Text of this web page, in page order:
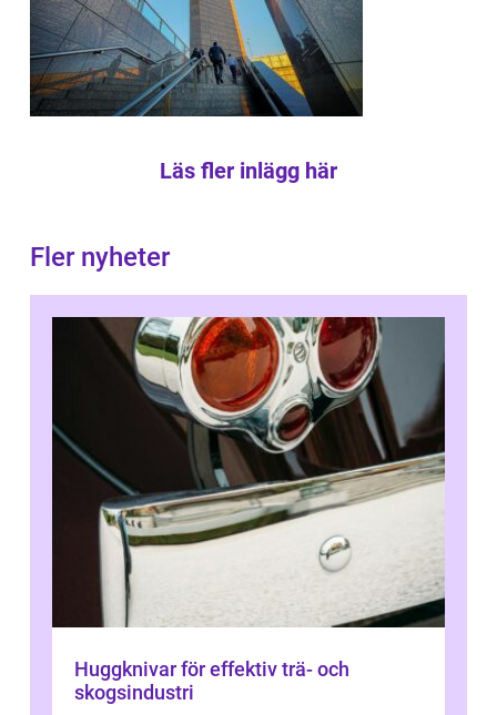
Läs fler inlägg här
Fler nyheter
Huggknivar för effektiv trä- och
skogsindustri